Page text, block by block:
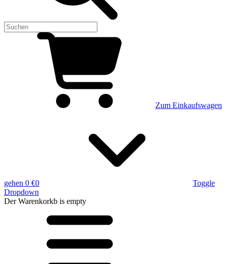
Zum Einkaufswagen
gehen 0 €0
Toggle
Dropdown
Der Warenkorkb is empty